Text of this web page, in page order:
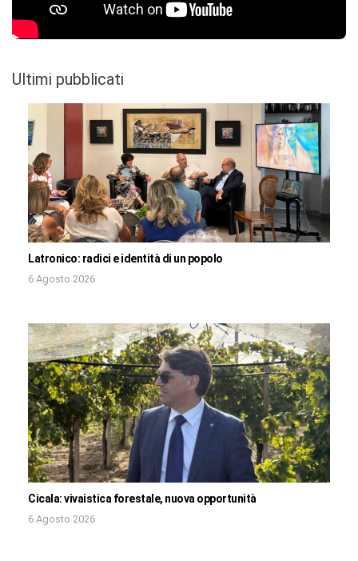
Ultimi pubblicati
Latronico: radici e identità di un popolo
6 Agosto 2026
Cicala: vivaistica forestale, nuova opportunità
6 Agosto 2026